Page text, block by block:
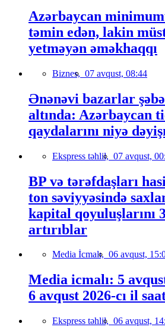
Azərbaycan
təmin edən, lakin
yetməyən əməkhaqqı
Biznes, 07 avqust, 08:44
Ənənəvi bazarlar
altında: Azərbaycan
qaydalarını niyə
Ekspress təhlil, 07 avqust,
BP və tərəfdaşları
ton səviyyəsində
kapital qoyuluşlarını
artırıblar
Media İcmalı, 06 avqust,
Media icmalı: 5
6 avqust 2026-cı il
Ekspress təhlil, 06 avqust,